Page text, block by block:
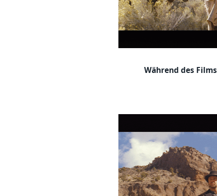
Während des